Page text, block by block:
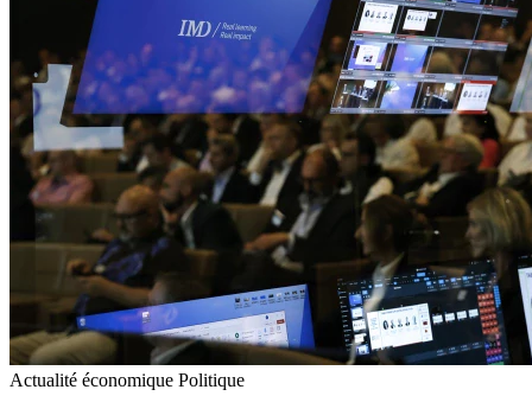
Actualité économique Politique